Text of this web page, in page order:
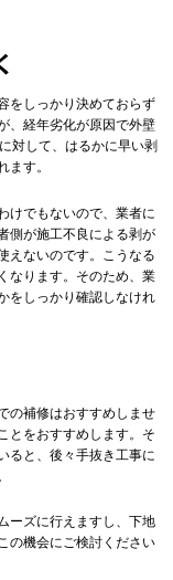
をしっかり決めておらず
、経年劣化が原因で外壁
対して、はるかに早い剥
す。
けでもないので、業者に
側が施工不良による剥が
えないのです。こうなる
なります。そのため、業
をしっかり確認しなけれ
の補修はおすすめしませ
とをおすすめします。そ
ると、後々手抜き工事に
ーズに行えますし、下地
の機会にご検討ください